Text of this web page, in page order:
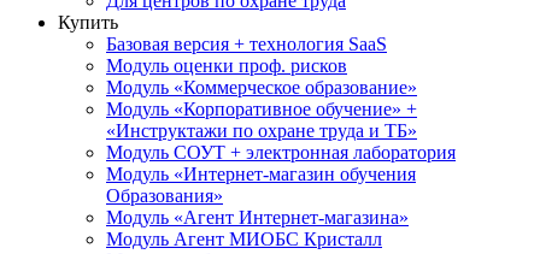
Купить
Базовая версия + технология SaaS
Модуль оценки проф. рисков
Модуль «Коммерческое образование»
Модуль «Корпоративное обучение» +
«Инструктажи по охране труда и ТБ»
Модуль СОУТ + электронная лаборатория
Модуль «Интернет-магазин обучения
Образования»
Модуль «Агент Интернет-магазина»
Модуль Агент МИОБС Кристалл